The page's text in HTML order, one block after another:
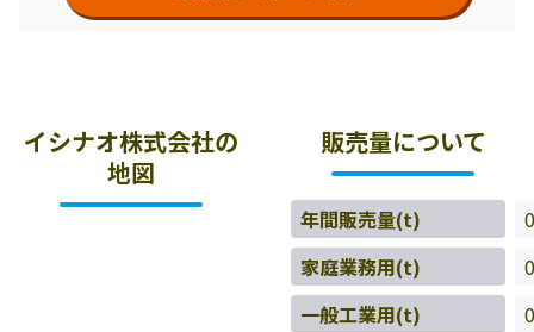
イシナオ株式会社の
地図
販売量について
年間販売量(t)
0
家庭業務用(t)
0
一般工業用(t)
0